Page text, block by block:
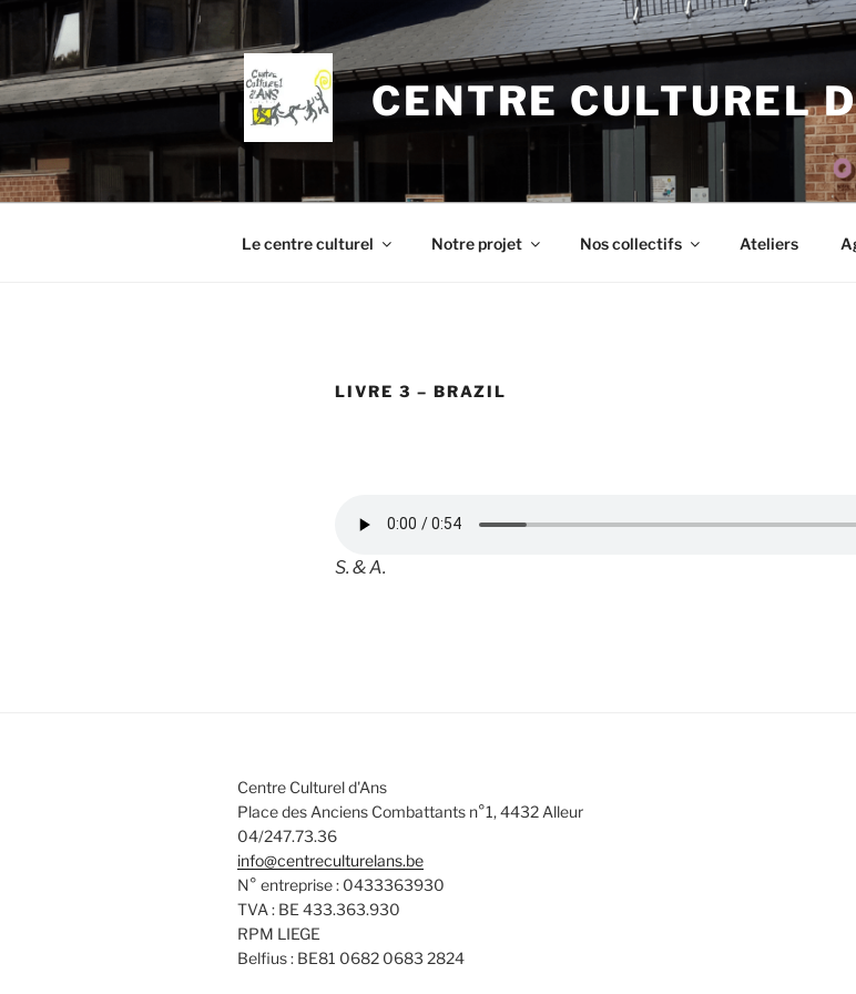
contenu
principal
CENTRE CULTUREL
Le centre culturel Notre projet Nos collectifs Ateliers
LIVRE 3 – BRAZIL
S. & A.
Centre Culturel d'Ans
Place des Anciens Combattants n°1, 4432 Alleur
04/247.73.36
info@centreculturelans.be
N° entreprise : 0433363930
TVA : BE 433.363.930
RPM LIEGE
Belfius : BE81 0682 0683 2824